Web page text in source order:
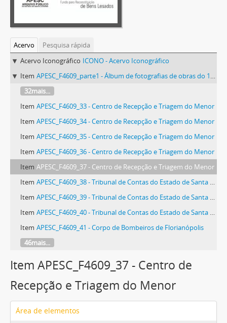
Acervo
Pesquisa rápida
Acervo Iconográfico ICONO - Acervo Iconográfico
Item APESC_F4609_parte1 - Álbum de fotografias de obras do 1º Distrito do Departamento Autônomo de Edificações - DAE
32mais...
Item APESC_F4609_33 - Centro de Recepção e Triagem do Menor
Item APESC_F4609_34 - Centro de Recepção e Triagem do Menor
Item APESC_F4609_35 - Centro de Recepção e Triagem do Menor
Item APESC_F4609_36 - Centro de Recepção e Triagem do Menor
Item APESC_F4609_37 - Centro de Recepção e Triagem do Menor
Item APESC_F4609_38 - Tribunal de Contas do Estado de Santa Catarina
Item APESC_F4609_39 - Tribunal de Contas do Estado de Santa Catarina
Item APESC_F4609_40 - Tribunal de Contas do Estado de Santa Catarina
Item APESC_F4609_41 - Corpo de Bombeiros de Florianópolis
46mais...
Item APESC_F4609_37 - Centro de
Recepção e Triagem do Menor
Área de elementos